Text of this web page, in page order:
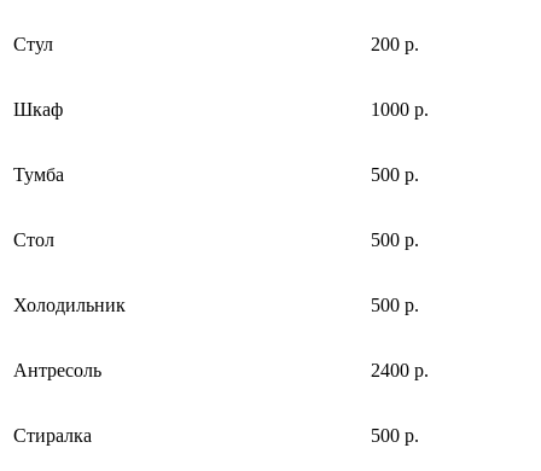
Стул 200 р.
Шкаф 1000 р.
Тумба 500 р.
Стол 500 р.
Холодильник 500 р.
Антресоль 2400 р.
Стиралка 500 р.